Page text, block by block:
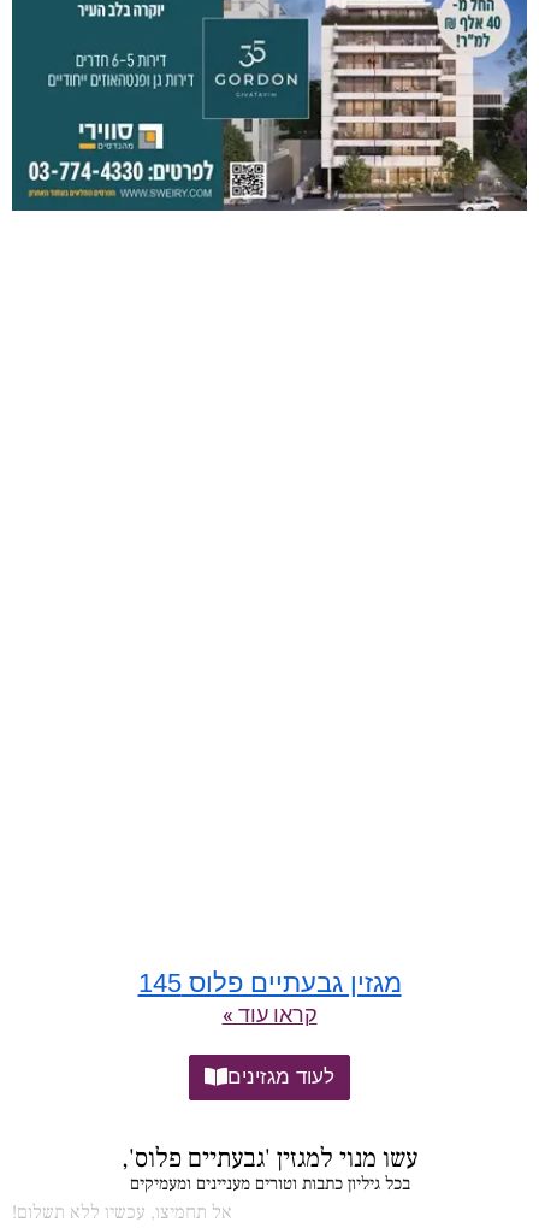
מגזין גבעתיים פלוס 145
קראו עוד »
לעוד מגזינים
עשו מנוי למגזין 'גבעתיים פלוס',
בכל גיליון כתבות וטורים מעניינים ומעמיקים
אל תחמיצו, עכשיו ללא תשלום!